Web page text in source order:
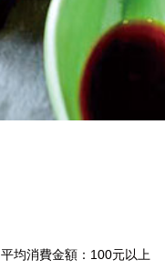
平均消費金額：100元以上